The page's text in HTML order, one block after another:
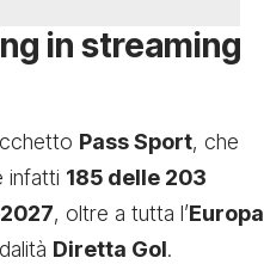
in streaming
Pass Sport, che
infatti 185 delle 203
, oltre a tutta l’Europa
Diretta Gol.